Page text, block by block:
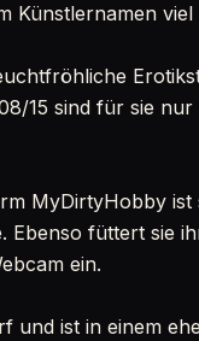
Künstlernamen
15 sind für sie
MyDirtyHobby
füttert sie
ein.
und ist in einem